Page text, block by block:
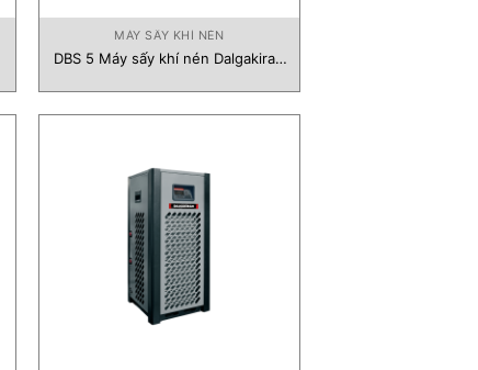
MÁY SẤY KHÍ NÉN
DBS 5 Máy sấy khí nén Dalgakiran